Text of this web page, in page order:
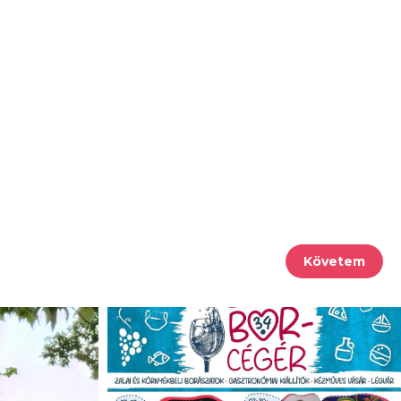
Követem